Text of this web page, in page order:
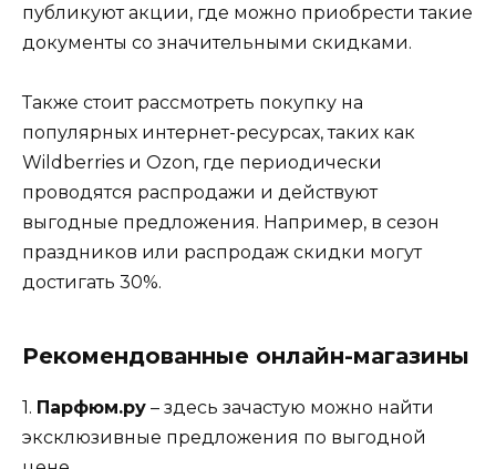
публикуют акции, где можно приобрести такие
документы со значительными скидками.
Также стоит рассмотреть покупку на
популярных интернет-ресурсах, таких как
Wildberries и Ozon, где периодически
проводятся распродажи и действуют
выгодные предложения. Например, в сезон
праздников или распродаж скидки могут
достигать 30%.
Рекомендованные онлайн-магазины
1. Парфюм.ру – здесь зачастую можно найти
эксклюзивные предложения по выгодной